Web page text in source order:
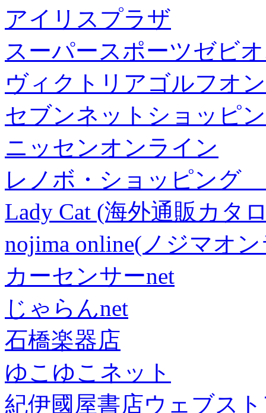
アイリスプラザ
スーパースポーツゼビ
ヴィクトリアゴルフオ
セブンネットショッピ
ニッセンオンライン
レノボ・ショッピング
Lady Cat (海外通販カタ
nojima online(ノジマオ
カーセンサーnet
じゃらんnet
石橋楽器店
ゆこゆこネット
紀伊國屋書店ウェブス